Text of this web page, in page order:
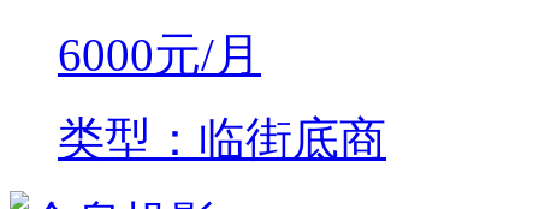
6000元/月
类型：临街底商